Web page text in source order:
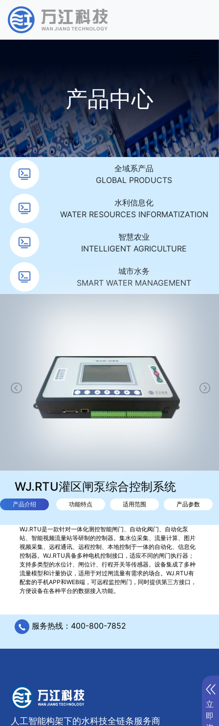
立
即
产品中心
全域系产品
GLOBAL PRODUCTS
水利信息化
WATER RESOURCES INFORMATIZATION
智慧农业
INTELLIGENT AGRICULTURE
城市水务
SMART WATER MANAGEMENT
WJ.RTU灌区闸泵综合控制系统
产品介绍 功能特点 适用范围 产品参数
WJ.RTU是一款针对一体化测控智能闸门、自动化阀门、自动化泵
站、智能视频流量站等研制的控制器。集水位采集、流量计算、图片
视频采集、远程通讯、远程控制、本地控制于一体的自动化、信息化
控制器。WJ.RTU具备多种电机控制接口，适应不同的闸门执行器；
支持多类型的水位计、闸位计、行程开关等传感器。设备集成了多种
流量模型和计量协议，适用于对过闸流量有需求的场合。WJ.RTU有
配套的手机APP和WEB端，可远程监控闸门，同时提供第三方接口，
方便设备在各种平台的数据接入功能。
服务热线：400-800-7852
人工智能构架下的水科技全链条服务商